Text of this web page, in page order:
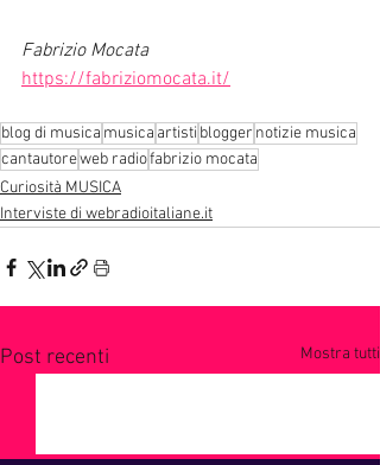
Fabrizio Mocata
https://fabriziomocata.it/
blog di musica musica artisti blogger notizie musica
cantautoreweb radiofabrizio mocata
Curiosità MUSICA
Interviste di webradioitaliane.it
Post recenti Mostra tutti